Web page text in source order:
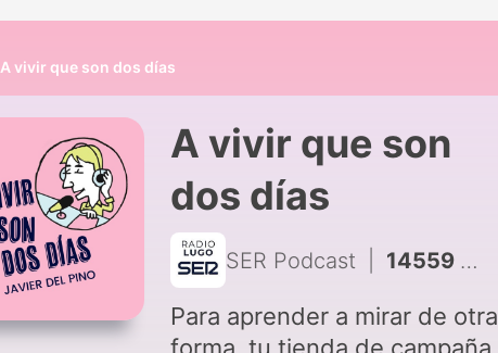
A vivir que son dos días
A vivir que son
dos días
SER Podcast 14559 - Carreteras Secundarias | Un gimnasio sobre ruedas para la España vacía
Para aprender a mirar de otra